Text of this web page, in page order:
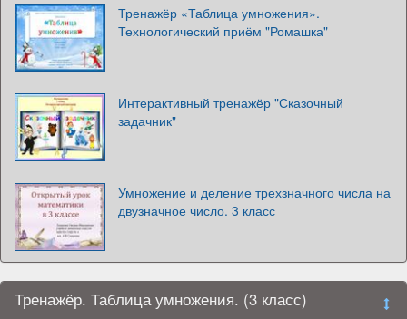
Тренажёр «Таблица умножения».
Технологический приём "Ромашка"
Интерактивный тренажёр "Сказочный
задачник"
Умножение и деление трехзначного числа на
двузначное число. 3 класс
Тренажёр. Таблица умножения. (3 класс)